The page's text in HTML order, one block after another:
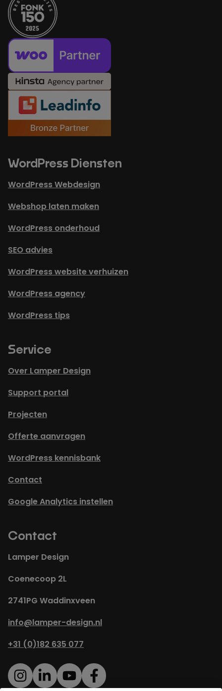
WordPress Diensten
WordPress Webdesign
Webshop laten maken
WordPress onderhoud
SEO advies
WordPress website verhuizen
WordPress agency
WordPress tips
Service
Over Lamper Design
Support portal
Projecten
Offerte aanvragen
WordPress kennisbank
Contact
Google Analytics instellen
Contact
Lamper Design
Coenecoop 2L
2741PG Waddinxveen
info@lamper-design.nl
+31 (0)182 635 077